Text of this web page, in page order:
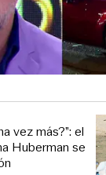
vez más?”: el
Huberman se